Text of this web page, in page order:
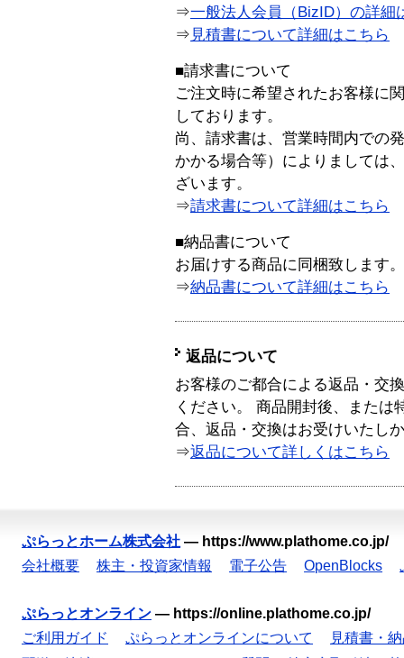
⇒一般法人会員（BizID）の詳細
⇒ 見積書について詳細はこちら
■請求書について
ご注文時に希望されたお客様に
しております。
尚、請求書は、営業時間内での
かかる場合等）によりましては
ざいます。
⇒請求書について詳細はこちら
■納品書について
お届けする商品に同梱致します。
⇒納品書について詳細はこちら
返品について
お客様のご都合による返品・交
ください。 商品開封後、または
合、返品・交換はお受けいたし
⇒返品について詳しくはこちら
ぷらっとホーム株式会社 — https://www.plathome.co.jp/
会社概要
株主・投資家情報 電子公告 OpenBlocks
ぷらっとオンライン — https://online.plathome.co.jp/
ご利用ガイド
ぷらっとオンラインについて
見積書・